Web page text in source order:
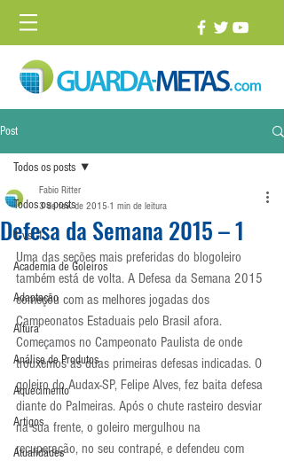
Post
Todos os posts
1 vs. 1
Academia de Goleiros
Adaptação
Altura
Análise de Produtos
Aquecimento
Artigos
Atualidades
Todos os posts
Defesa da Semana 2015 – 1
Fabio Ritter
3 de fev. de 2015 1 min de leitura
Uma das seções mais preferidas do blogoleiro
também está de volta. A Defesa da Semana 2015
começou com as melhores jogadas dos
Campeonatos Estaduais pelo Brasil afora.
Começamos no Campeonato Paulista de onde
trouxemos as duas primeiras defesas indicadas. O
goleiro do Audax-SP, Felipe Alves, fez baita defesa
diante do Palmeiras. Após o chute rasteiro desviar
na sua frente, o goleiro mergulhou na
recuperação, no seu contrapé, e defendeu com